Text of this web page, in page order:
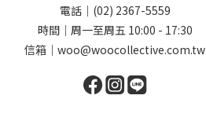
電話｜(02) 2367-5559
時間｜周一至周五 10:00 - 17:30
信箱｜woo@woocollective.com.tw